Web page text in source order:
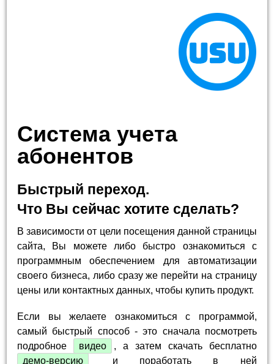
Система учета
абонентов
Быстрый переход.
Что Вы сейчас хотите сделать?
В зависимости от цели посещения данной страницы
сайта, Вы можете либо быстро ознакомиться с
программным обеспечением для автоматизации
своего бизнеса, либо сразу же перейти на страницу
цены или контактных данных, чтобы купить продукт.
Если вы желаете ознакомиться с программой,
самый быстрый способ - это сначала посмотреть
подробное
видео
, а затем скачать бесплатно
демо-версию
и поработать в ней